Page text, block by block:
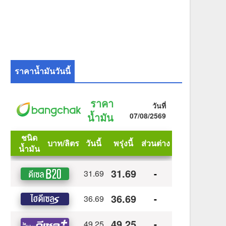
ราคาน้ำมันวันนี้